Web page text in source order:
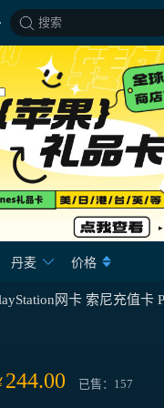
搜索
丹麦 价格
网卡 索尼充值卡
244.00 已售：157